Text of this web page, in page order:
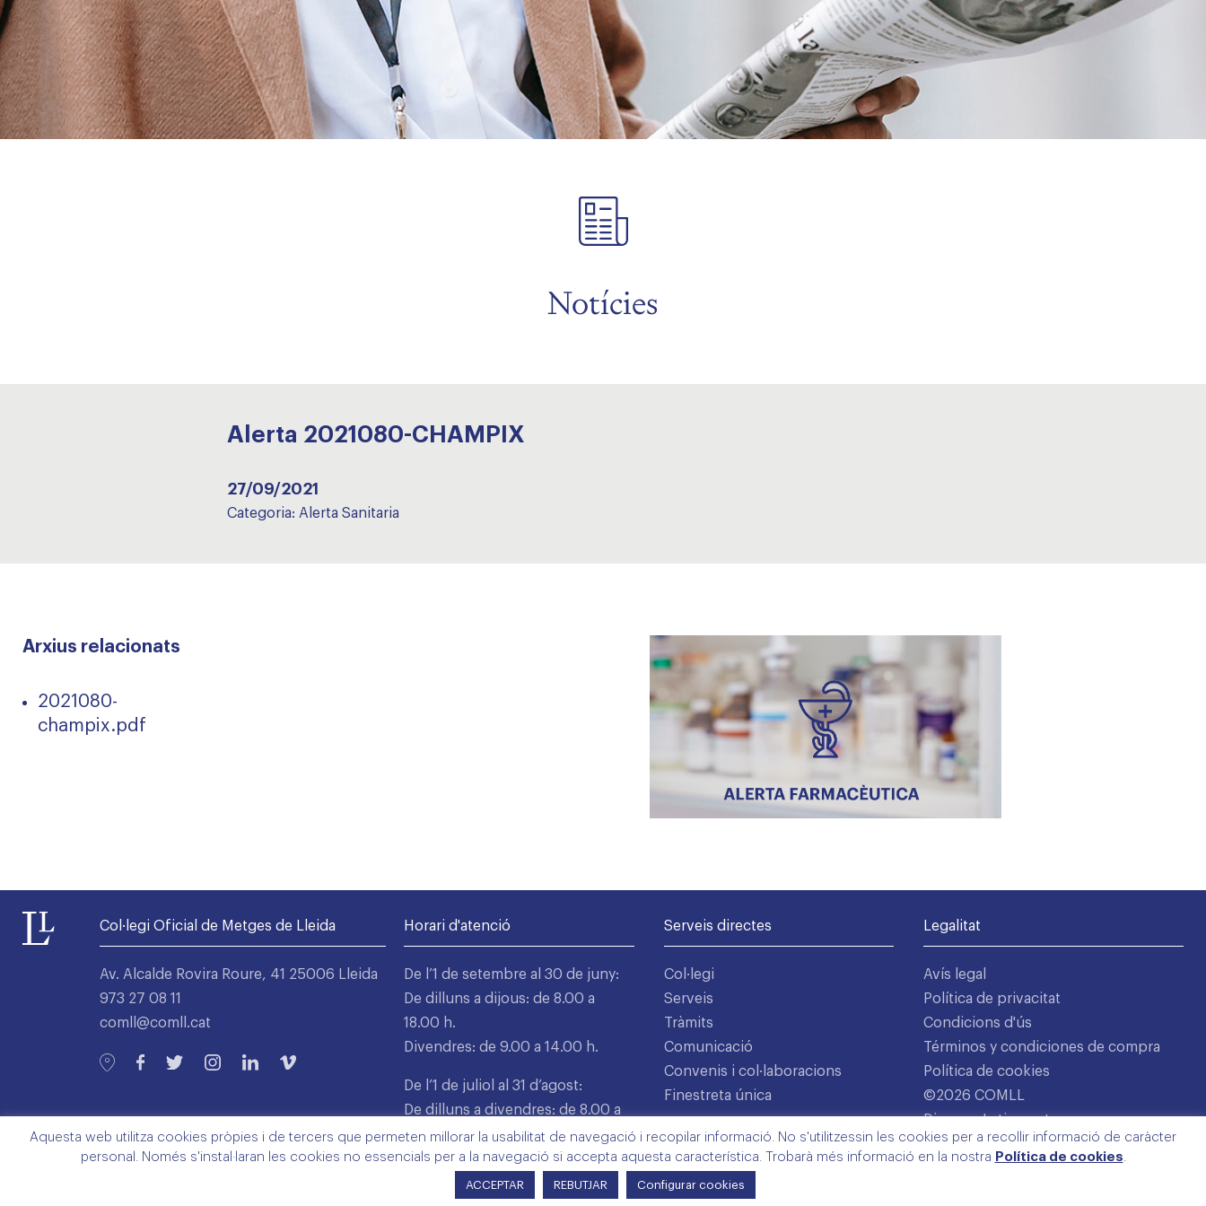
Notícies
Alerta 2021080-CHAMPIX
27/09/2021
Categoria: Alerta Sanitaria
Arxius relacionats
2021080-
champix.pdf
Col·legi Oficial de Metges de Lleida
Av. Alcalde Rovira Roure, 41 25006 Lleida
973 27 08 11
comll@comll.cat
Horari d'atenció
De l’1 de setembre al 30 de juny:
De dilluns a dijous: de 8.00 a
18.00 h.
Divendres: de 9.00 a 14.00 h.
De l’1 de juliol al 31 d’agost:
De dilluns a divendres: de 8.00 a
15.00 h.
Serveis directes
Col·legi
Serveis
Tràmits
Comunicació
Convenis i col·laboracions
Finestreta única
Legalitat
Avís legal
Política de privacitat
Condicions d'ús
Términos y condiciones de compra
Política de cookies
©2026 COMLL
Disseny: Latipo.cat
Aquesta web utilitza cookies pròpies i de tercers que permeten millorar la usabilitat de navegació i recopilar informació. No s'utilitzessin les cookies per a recollir informació de caràcter
personal. Només s'instal·laran les cookies no essencials per a la navegació si accepta aquesta característica. Trobarà més informació en la nostra Política de cookies.
ACCEPTAR REBUTJAR Configurar cookies